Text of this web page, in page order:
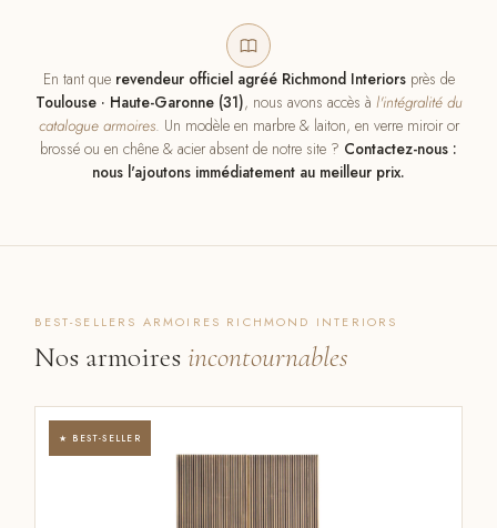
En tant que revendeur officiel agréé Richmond Interiorsprès de
Toulouse · Haute-Garonne (31), nous avons accès à l'intégralité du
catalogue armoires. Un modèle en marbre & laiton, en verre miroir or
brossé ou en chêne & acier absent de notre site ? Contactez-nous :
nous l'ajoutons immédiatement au meilleur prix.
BEST-SELLERS ARMOIRES RICHMOND INTERIORS
Nos armoires incontournables
★ BEST-SELLER